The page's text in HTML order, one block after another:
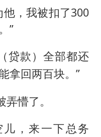
号召领导带头休假 是大家不想休吗
发反制美国
现强大韧性和活力
，我被扣了300
”
（贷款） 全部都还
拿回两百块。”
懵了。
，来一下总务